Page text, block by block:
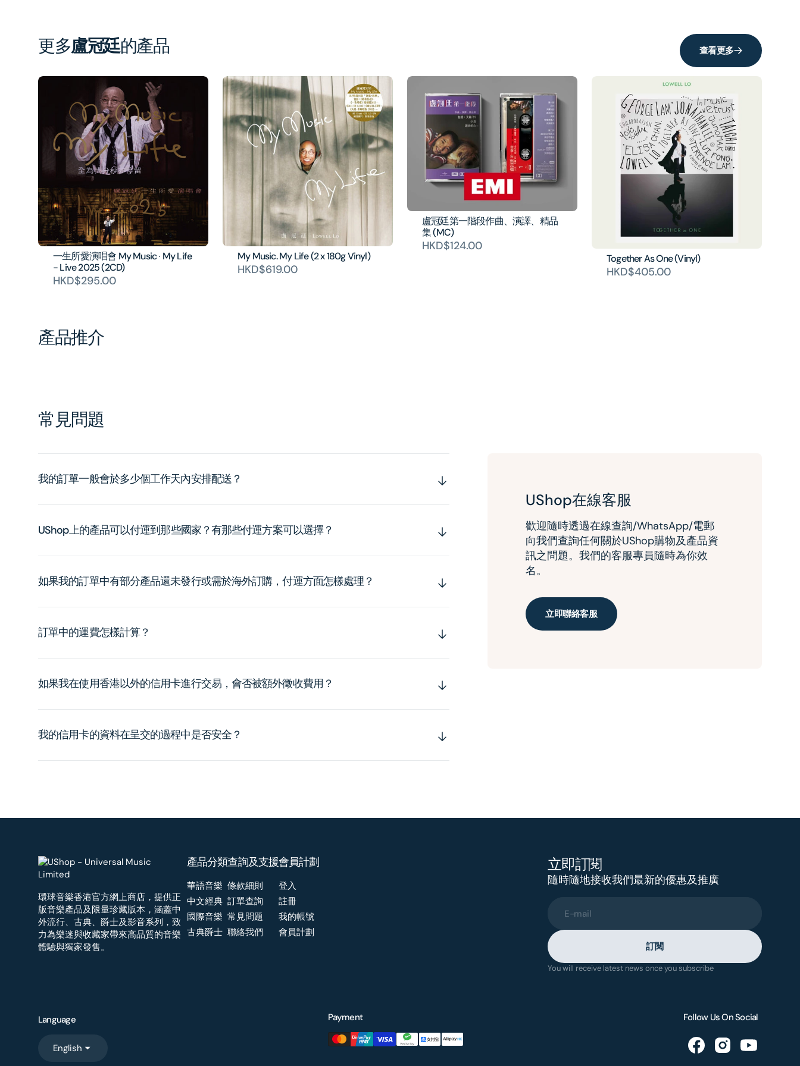
更多盧冠廷的產品 查看更多
一生所愛演唱會 My Music ∙ My Life
- Live 2025 (2CD)
HKD$295.00
My Music. My Life (2 x 180g Vinyl)
HKD$619.00
盧冠廷第一階段作曲、演譯、精品
集 (MC)
HKD$124.00
Together As One (Vinyl)
HKD$405.00
產品推介
常見問題
我的訂單一般會於多少個工作天內安排配送？
UShop上的產品可以付運到那些國家？有那些付運方案可以選擇？
如果我的訂單中有部分產品還未發行或需於海外訂購，付運方面怎樣處理？
訂單中的運費怎樣計算？
如果我在使用香港以外的信用卡進行交易，會否被額外徵收費用？
我的信用卡的資料在呈交的過程中是否安全？
UShop在線客服
歡迎隨時透過在線查詢/WhatsApp/電郵
向我們查詢任何關於UShop購物及產品資
訊之問題。我們的客服專員隨時為你效
名。
立即聯絡客服
環球音樂香港官方網上商店，提供正
版音樂產品及限量珍藏版本，涵蓋中
外流行、古典、爵士及影音系列，致
力為樂迷與收藏家帶來高品質的音樂
體驗與獨家發售。
產品分類
華語音樂
中文經典
國際音樂
古典爵士
查詢及支援
條款細則
訂單查詢
常見問題
聯絡我們
會員計劃
登入
註冊
我的帳號
會員計劃
立即訂閱
隨時隨地接收我們最新的優惠及推廣
E-mail
訂閱
You will receive latest news once you subscribe
Language
English
Payment Follow Us On Social